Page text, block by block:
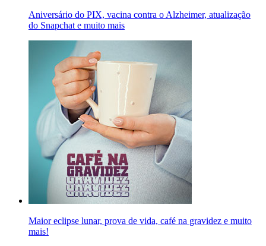
Aniversário do PIX, vacina contra o Alzheimer, atualização
do Snapchat e muito mais
Maior eclipse lunar, prova de vida, café na gravidez e muito
mais!